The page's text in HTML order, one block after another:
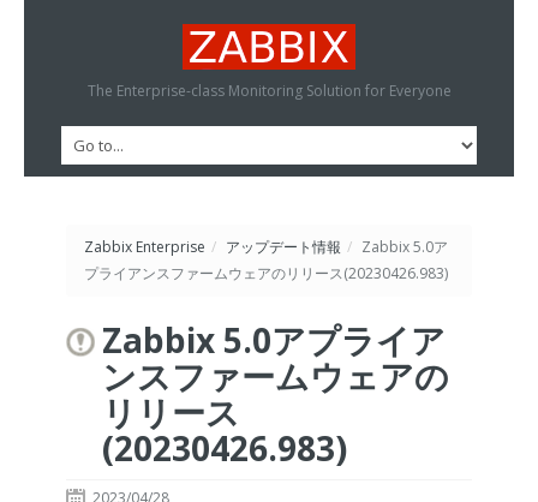
The Enterprise-class Monitoring Solution for Everyone
Zabbix Enterprise / アップデート情報 / Zabbix 5.0ア
プライアンスファームウェアのリリース(20230426.983)
Zabbix 5.0アプライア
ンスファームウェアの
リリース
(20230426.983)
2023/04/28